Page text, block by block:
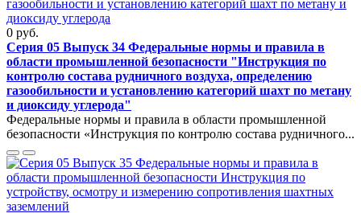
0 руб.
Серия 05 Выпуск 34 Федеральные нормы и правила в
области промышленной безопасности "Инструкция по
контролю состава рудничного воздуха, определению
газообильности и установлению категорий шахт по метану
и диоксиду углерода"
Федеральные нормы и правила в области промышленной
безопасности «Инструкция по контролю состава рудничного...